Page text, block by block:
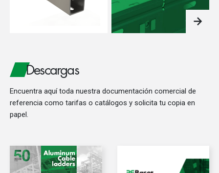
Descargas
Encuentra aquí toda nuestra documentación comercial de
referencia como tarifas o catálogos y solicita tu copia en
papel.